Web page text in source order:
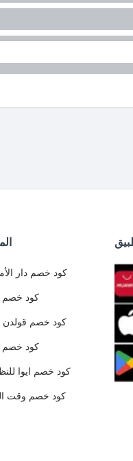
كود خصم دار
كود خصم
كود خصم
كود خصم
كود خصم ايوا
كود خصم وقت